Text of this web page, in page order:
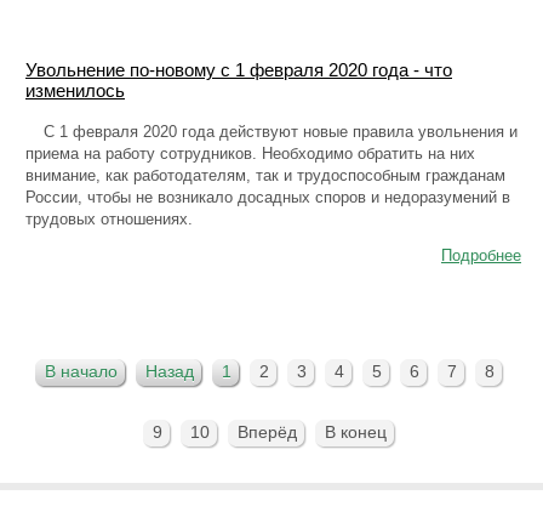
Увольнение по-новому с 1 февраля 2020 года - что
изменилось
С 1 февраля 2020 года действуют новые правила увольнения и
приема на работу сотрудников. Необходимо обратить на них
внимание, как работодателям, так и трудоспособным гражданам
России, чтобы не возникало досадных споров и недоразумений в
трудовых отношениях.
Подробнее
В начало Назад 1 2 3 4 5 6 7 8
9 10 Вперёд В конец